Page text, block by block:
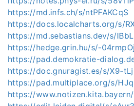
https://md.infs.ch/s/ntPFAKCqS
https://docs.localcharts.org/s/
https://md.sebastians.dev/s/
https://hedge.grin.hu/s/-
https://pad.demokratie-
https://doc.gnuragist.es/s/X9-
https://pad.multiplace.org/s/
https://www.notizen.kita.bayern/